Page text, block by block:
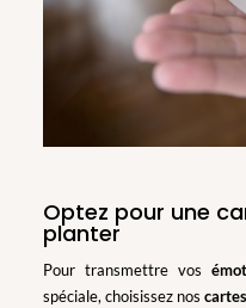
Optez pour une
planter
Pour transmettre vos
spéciale, choisissez nos